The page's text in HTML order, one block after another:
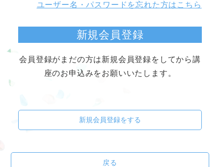
ユーザー名・パスワードを忘れた方はこちら
新規会員登録
会員登録がまだの方は新規会員登録をしてから講
座のお申込みをお願いいたします。
新規会員登録をする
戻る